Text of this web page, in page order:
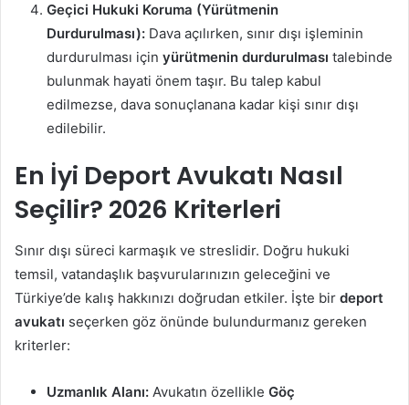
Geçici Hukuki Koruma (Yürütmenin
Durdurulması): Dava açılırken, sınır dışı işleminin
durdurulması için yürütmenin durdurulması talebinde
bulunmak hayati önem taşır. Bu talep kabul
edilmezse, dava sonuçlanana kadar kişi sınır dışı
edilebilir.
En İyi Deport Avukatı Nasıl
Seçilir? 2026 Kriterleri
Sınır dışı süreci karmaşık ve streslidir. Doğru hukuki
temsil, vatandaşlık başvurularınızın geleceğini ve
Türkiye’de kalış hakkınızı doğrudan etkiler. İşte bir deport
avukatı seçerken göz önünde bulundurmanız gereken
kriterler:
Uzmanlık Alanı: Avukatın özellikle Göç